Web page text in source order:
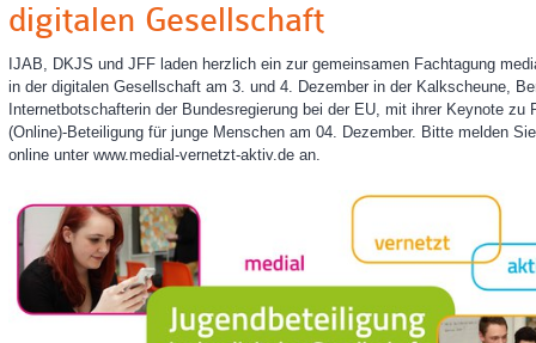
digitalen Gesellschaft
IJAB, DKJS und JFF laden herzlich ein zur gemeinsamen Fachtagung
in der digitalen Gesellschaft am 3. und 4. Dezember in der Kalkscheune,
Internetbotschafterin der Bundesregierung bei der EU, mit ihrer Keynote zu
(Online)-Beteiligung für junge Menschen am 04. Dezember. Bitte melden
online unter www.medial-vernetzt-aktiv.de an.